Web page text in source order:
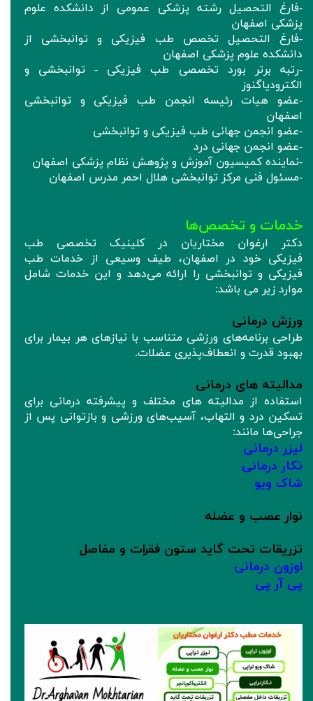
-فارغ التحصيل رشته پزشکی عمومی از دانشکده علوم
پزشکی اصفهان
-فارغ التحصيل تخصص طب فیزیکی و توانبخشی از
دانشکده علوم پزشکی اصفهان
-رتبه برتر بورد تخصصی طب فیزیکی - توانبخشی و
الکترودیاگنوز
-عضو هیات رئیسه انجمن طب فیزیکی و توانبخشی
اصفهان
-عضو انجمن جهانی طب فیزیکی و توانبخشی
-عضو انجمن جهانی درد
-نماینده کمیسیون آموزش و پژوهش نظام پزشکی اصفهان
-مسئول فنی مرکز توانبخشی هلال احمر مدرس اصفهان
خدمات و تخصص‌ها
دکتر ارغوان مختاریان در کلینیک تخصصی طب
فیزیکی خود در اصفهان، طیف وسیعی از خدمات طب
فیزیکی و توانبخشی را ارائه می‌دهد و این خدمات شامل
موارد زیر می باشد:
ورزش درمانی
طراحی برنامه‌های ورزشی متناسب با نیازهای هر بیمار برای
بهبود قدرت و انعطاف‌پذیری عضلات.
مدالیته های درمانی
استفاده از مدالیته های مختلف و پیشرفته درمانی برای
تسکین درد و التهاب، آسیب‌های ورزشی و بازتوانی پس از
جراحی‌ها مانند:
لیزر درمانی
تکار درمانی
شاک ویو
نوار عصب و عضله
تزریقات تحت گاید ستون فقرات و مفاصل
اوزون درمانی
پی آر پی